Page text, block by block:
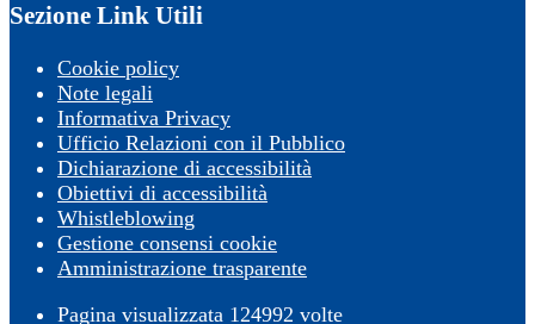
Sezione Link Utili
Cookie policy
Note legali
Informativa Privacy
Ufficio Relazioni con il Pubblico
Dichiarazione di accessibilità
Obiettivi di accessibilità
Whistleblowing
Gestione consensi cookie
Amministrazione trasparente
Pagina visualizzata 124992 volte